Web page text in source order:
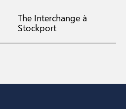
The Interchange à
Stockport